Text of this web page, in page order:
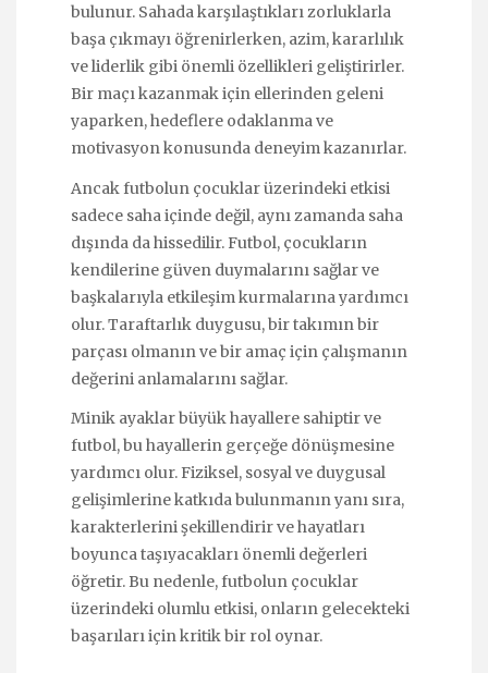
bulunur. Sahada karşılaştıkları zorluklarla
başa çıkmayı öğrenirlerken, azim, kararlılık
ve liderlik gibi önemli özellikleri geliştirirler.
Bir maçı kazanmak için ellerinden geleni
yaparken, hedeflere odaklanma ve
motivasyon konusunda deneyim kazanırlar.
Ancak futbolun çocuklar üzerindeki etkisi
sadece saha içinde değil, aynı zamanda saha
dışında da hissedilir. Futbol, çocukların
kendilerine güven duymalarını sağlar ve
başkalarıyla etkileşim kurmalarına yardımcı
olur. Taraftarlık duygusu, bir takımın bir
parçası olmanın ve bir amaç için çalışmanın
değerini anlamalarını sağlar.
Minik ayaklar büyük hayallere sahiptir ve
futbol, bu hayallerin gerçeğe dönüşmesine
yardımcı olur. Fiziksel, sosyal ve duygusal
gelişimlerine katkıda bulunmanın yanı sıra,
karakterlerini şekillendirir ve hayatları
boyunca taşıyacakları önemli değerleri
öğretir. Bu nedenle, futbolun çocuklar
üzerindeki olumlu etkisi, onların gelecekteki
başarıları için kritik bir rol oynar.